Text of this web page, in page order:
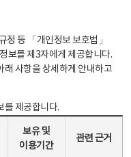
정 등 「개인정보 보호법」
보를 제3자에게 제공합니다.
래 사항을 상세하게 안내하고
를 제공합니다.
보유 및
이용기간
관련 근거